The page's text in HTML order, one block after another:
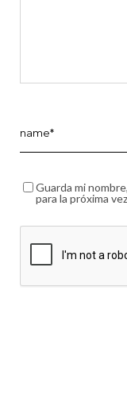
Guarda mi
para la próxima